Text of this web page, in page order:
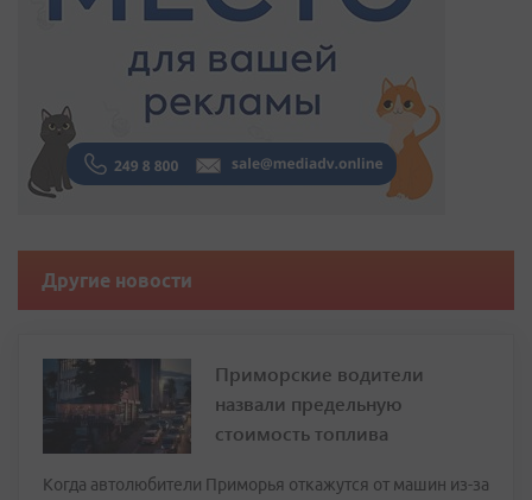
Другие новости
Приморские водители
назвали предельную
стоимость топлива
Когда автолюбители Приморья откажутся от машин из-за